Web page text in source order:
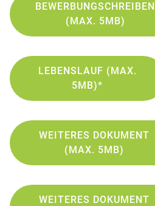
BEWERBUNGSCHREIBEN
(MAX. 5MB)
LEBENSLAUF (MAX.
5MB)*
WEITERES DOKUMENT
(MAX. 5MB)
WEITERES DOKUMENT